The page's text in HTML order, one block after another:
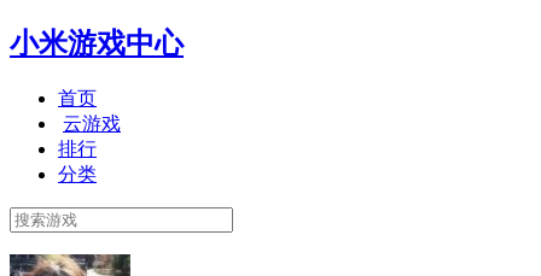
小米游戏中心
首页
云游戏
排行
分类